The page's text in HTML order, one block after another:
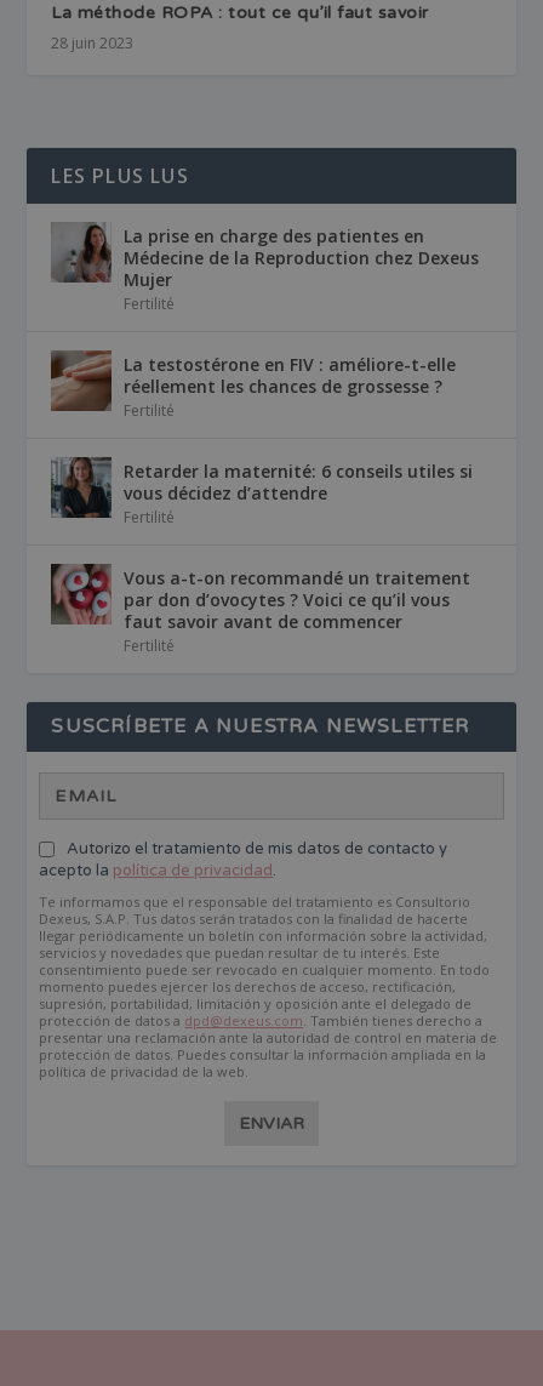
La méthode ROPA : tout ce qu’il faut savoir
28 juin 2023
LES PLUS LUS
La prise en charge des patientes en
Médecine de la Reproduction chez Dexeus
Mujer
Fertilité
La testostérone en FIV : améliore-t-elle
réellement les chances de grossesse ?
Fertilité
Retarder la maternité: 6 conseils utiles si
vous décidez d’attendre
Fertilité
Vous a-t-on recommandé un traitement
par don d’ovocytes ? Voici ce qu’il vous
faut savoir avant de commencer
Fertilité
SUSCRÍBETE A NUESTRA NEWSLETTER
Autorizo el tratamiento de mis datos de contacto y
acepto la política de privacidad.
Te informamos que el responsable del tratamiento es Consultorio
Dexeus, S.A.P. Tus datos serán tratados con la finalidad de hacerte
llegar periódicamente un boletín con información sobre la actividad,
servicios y novedades que puedan resultar de tu interés. Este
consentimiento puede ser revocado en cualquier momento. En todo
momento puedes ejercer los derechos de acceso, rectificación,
supresión, portabilidad, limitación y oposición ante el delegado de
protección de datos a dpd@dexeus.com . También tienes derecho a
presentar una reclamación ante la autoridad de control en materia de
protección de datos. Puedes consultar la información ampliada en la
política de privacidad de la web.
ENVIAR